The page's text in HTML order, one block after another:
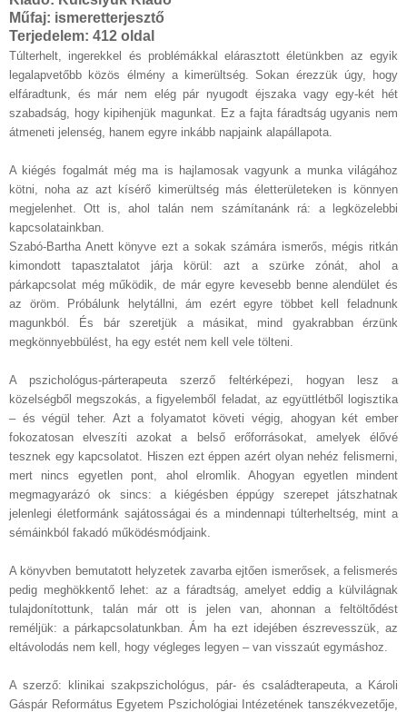
Műfaj: ismeretterjesztő
Terjedelem: 412 oldal
Túlterhelt, ingerekkel és problémákkal elárasztott életünkben az egyik
legalapvetőbb közös élmény a kimerültség. Sokan érezzük úgy, hogy
elfáradtunk, és már nem elég pár nyugodt éjszaka vagy egy-két hét
szabadság, hogy kipihenjük magunkat. Ez a fajta fáradtság ugyanis nem
átmeneti jelenség, hanem egyre inkább napjaink alapállapota.
A kiégés fogalmát még ma is hajlamosak vagyunk a munka világához
kötni, noha az azt kísérő kimerültség más életterületeken is könnyen
megjelenhet. Ott is, ahol talán nem számítanánk rá: a legközelebbi
kapcsolatainkban.
Szabó-Bartha Anett könyve ezt a sokak számára ismerős, mégis ritkán
kimondott tapasztalatot járja körül: azt a szürke zónát, ahol a
párkapcsolat még működik, de már egyre kevesebb benne alendület és
az öröm. Próbálunk helytállni, ám ezért egyre többet kell feladnunk
magunkból. És bár szeretjük a másikat, mind gyakrabban érzünk
megkönnyebbülést, ha egy estét nem kell vele tölteni.
A pszichológus-párterapeuta szerző feltérképezi, hogyan lesz a
közelségből megszokás, a figyelemből feladat, az együttlétből logisztika
– és végül teher. Azt a folyamatot követi végig, ahogyan két ember
fokozatosan elveszíti azokat a belső erőforrásokat, amelyek élővé
tesznek egy kapcsolatot. Hiszen ezt éppen azért olyan nehéz felismerni,
mert nincs egyetlen pont, ahol elromlik. Ahogyan egyetlen mindent
megmagyarázó ok sincs: a kiégésben éppúgy szerepet játszhatnak
jelenlegi életformánk sajátosságai és a mindennapi túlterheltség, mint a
sémáinkból fakadó működésmódjaink.
A könyvben bemutatott helyzetek zavarba ejtően ismerősek, a felismerés
pedig meghökkentő lehet: az a fáradtság, amelyet eddig a külvilágnak
tulajdonítottunk, talán már ott is jelen van, ahonnan a feltöltődést
reméljük: a párkapcsolatunkban. Ám ha ezt idejében észrevesszük, az
eltávolodás nem kell, hogy végleges legyen – van visszaút egymáshoz.
A szerző: klinikai szakpszichológus, pár- és családterapeuta, a Károli
Gáspár Református Egyetem Pszichológiai Intézetének tanszékvezetője,